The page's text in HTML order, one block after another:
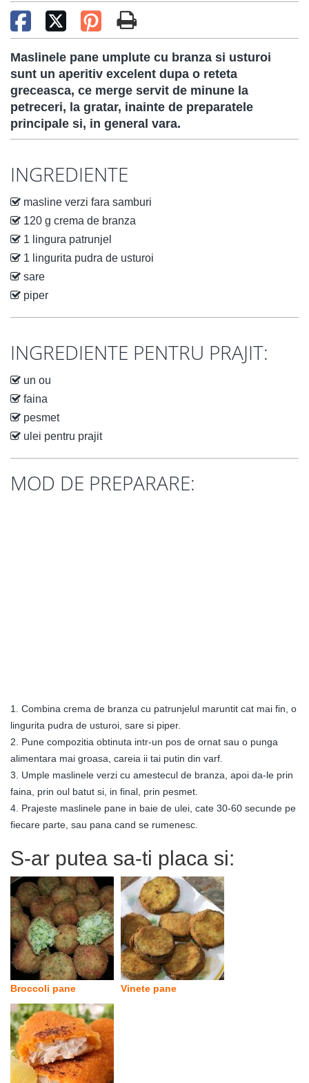
Maslinele pane umplute cu branza si usturoi
sunt un aperitiv excelent dupa o reteta
greceasca, ce merge servit de minune la
petreceri, la gratar, inainte de preparatele
principale si, in general vara.
INGREDIENTE
masline verzi fara samburi
120 g crema de branza
1 lingura patrunjel
1 lingurita pudra de usturoi
sare
piper
INGREDIENTE PENTRU PRAJIT:
un ou
faina
pesmet
ulei pentru prajit
MOD DE PREPARARE:
1. Combina crema de branza cu patrunjelul maruntit cat mai fin, o
lingurita pudra de usturoi, sare si piper.
2. Pune compozitia obtinuta intr-un pos de ornat sau o punga
alimentara mai groasa, careia ii tai putin din varf.
3. Umple maslinele verzi cu amestecul de branza, apoi da-le prin
faina, prin oul batut si, in final, prin pesmet.
4. Prajeste maslinele pane in baie de ulei, cate 30-60 secunde pe
fiecare parte, sau pana cand se rumenesc.
S-ar putea sa-ti placa si:
Broccoli pane Vinete pane